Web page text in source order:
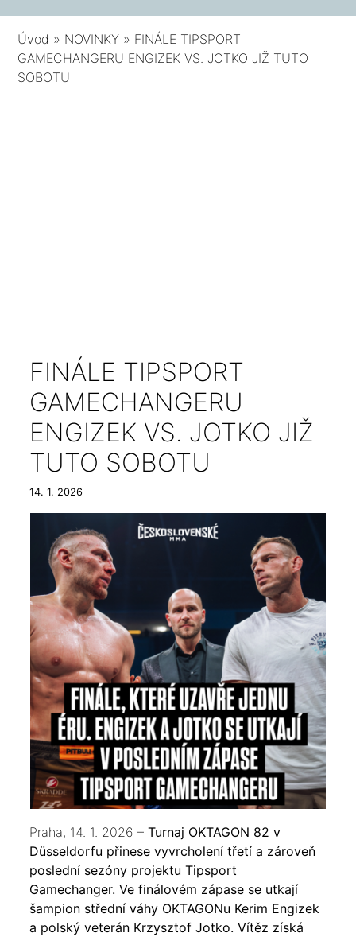
Úvod » NOVINKY » FINÁLE TIPSPORT
GAMECHANGERU ENGIZEK VS. JOTKO JIŽ TUTO
SOBOTU
FINÁLE TIPSPORT
GAMECHANGERU
ENGIZEK VS. JOTKO JIŽ
TUTO SOBOTU
14. 1. 2026
Praha, 14. 1. 2026 –Turnaj OKTAGON 82 v
Düsseldorfu přinese vyvrcholení třetí a zároveň
poslední sezóny projektu Tipsport
Gamechanger. Ve finálovém zápase se utkají
šampion střední váhy OKTAGONu Kerim Engizek
a polský veterán Krzysztof Jotko. Vítěz získá